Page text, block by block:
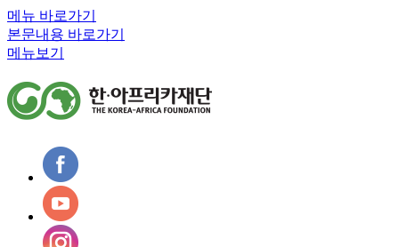
메뉴 바로가기
본문내용 바로가기
메뉴보기